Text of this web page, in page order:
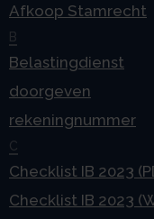
Afkoop Stamrecht
B
Belastingdienst
doorgeven
rekeningnummer
C
Checklist IB 2023
Checklist IB 2023